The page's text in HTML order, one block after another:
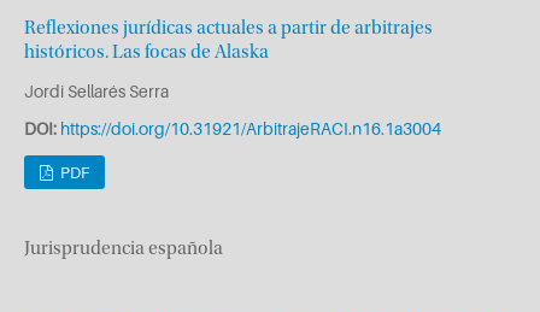
Reflexiones jurídicas actuales a partir de arbitrajes
históricos. Las focas de Alaska
Jordi Sellarés Serra
DOI: https://doi.org/10.31921/ArbitrajeRACI.n16.1a3004
PDF
Jurisprudencia española